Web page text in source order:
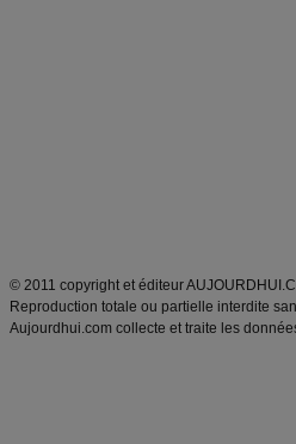
© 2011 copyright et éditeur
Reproduction totale ou partielle interdite
Aujourdhui.com collecte et traite les